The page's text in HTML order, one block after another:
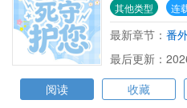
其他类型 连
最新章节： 番
最后更新：
阅读
收藏